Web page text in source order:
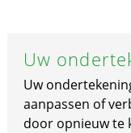
Uw
Uw
aanpassen of
door opnieuw te